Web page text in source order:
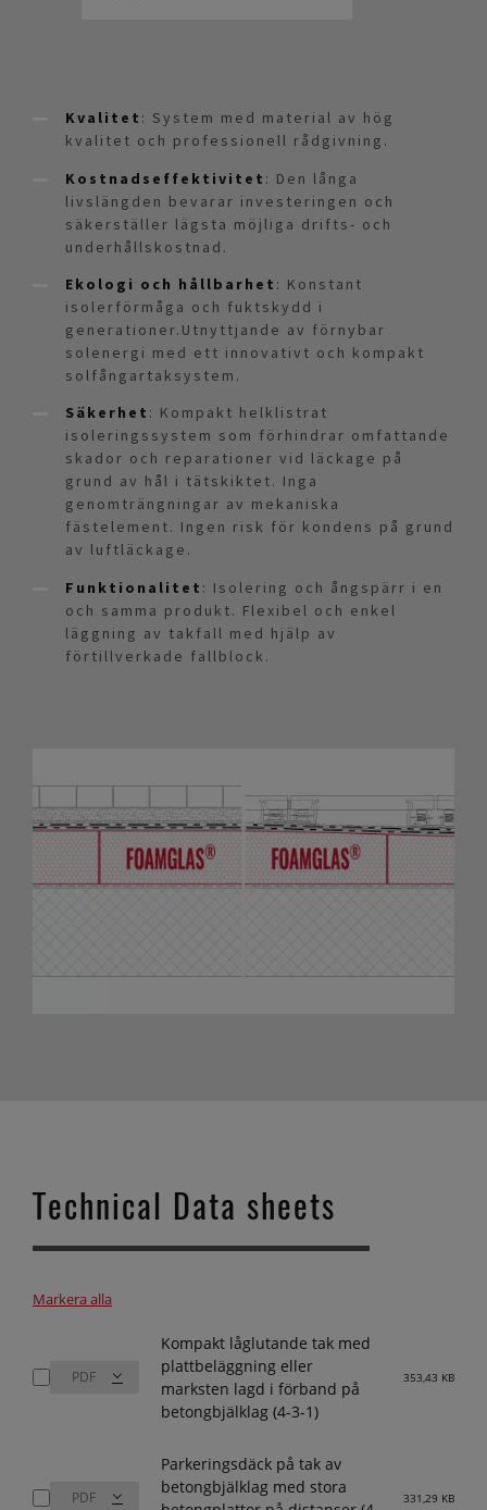
Kvalitet : System med material av hög
kvalitet och professionell rådgivning.
Kostnadseffektivitet : Den långa
livslängden bevarar investeringen och
säkerställer lägsta möjliga drifts- och
underhållskostnad.
Ekologi och hållbarhet : Konstant
isolerförmåga och fuktskydd i
generationer.Utnyttjande av förnybar
solenergi med ett innovativt och kompakt
solfångartaksystem.
Säkerhet : Kompakt helklistrat
isoleringssystem som förhindrar omfattande
skador och reparationer vid läckage på
grund av hål i tätskiktet. Inga
genomträngningar av mekaniska
fästelement. Ingen risk för kondens på grund
av luftläckage.
Funktionalitet : Isolering och ångspärr i en
och samma produkt. Flexibel och enkel
läggning av takfall med hjälp av
förtillverkade fallblock.
Technical Data sheets
Markera alla
Kompakt låglutande tak med
plattbeläggning eller
marksten lagd i förband på
betongbjälklag (4-3-1)
353,43 KB
Parkeringsdäck på tak av
betongbjälklag med stora
331,29 KB